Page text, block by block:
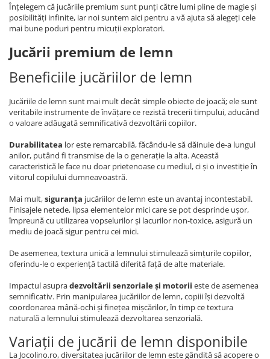
Înțelegem că jucăriile premium sunt punți către lumi pline de magie și
posibilități infinite, iar noi suntem aici pentru a vă ajuta să alegeți cele
mai bune poduri pentru micuții exploratori.
Jucării premium de lemn
Beneficiile jucăriilor de lemn
Jucăriile de lemn sunt mai mult decât simple obiecte de joacă; ele sunt
veritabile instrumente de învățare ce rezistă trecerii timpului, aducând
o valoare adăugată semnificativă dezvoltării copiilor.
Durabilitatea lor este remarcabilă, făcându-le să dăinuie de-a lungul
anilor, putând fi transmise de la o generație la alta. Această
caracteristică le face nu doar prietenoase cu mediul, ci și o investiție în
viitorul copilului dumneavoastră.
Mai mult,siguranța jucăriilor de lemn este un avantaj incontestabil.
Finisajele netede, lipsa elementelor mici care se pot desprinde ușor,
împreună cu utilizarea vopselurilor și lacurilor non-toxice, asigură un
mediu de joacă sigur pentru cei mici.
De asemenea, textura unică a lemnului stimulează simțurile copiilor,
oferindu-le o experiență tactilă diferită față de alte materiale.
Impactul asupradezvoltării senzoriale și motorii este de asemenea
semnificativ. Prin manipularea jucăriilor de lemn, copiii își dezvoltă
coordonarea mână-ochi și finețea mișcărilor, în timp ce textura
naturală a lemnului stimulează dezvoltarea senzorială.
Variații de jucării de lemn disponibile
La Jocolino.ro, diversitatea jucăriilor de lemn este gândită să acopere o